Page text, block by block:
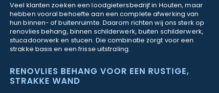
Veel klanten zoeken een loodgietersbedrijf in Houten, maar
hebben vooral behoefte aan een complete afwerking van
hun binnen- of buitenruimte. Daarom richten wij ons sterk op
renovlies behang, binnen schilderwerk, buiten schilderwerk,
stucadoorwerk en stucen. Die combinatie zorgt voor een
strakke basis en een frisse uitstraling.
RENOVLIES BEHANG VOOR EEN RUSTIGE,
STRAKKE WAND